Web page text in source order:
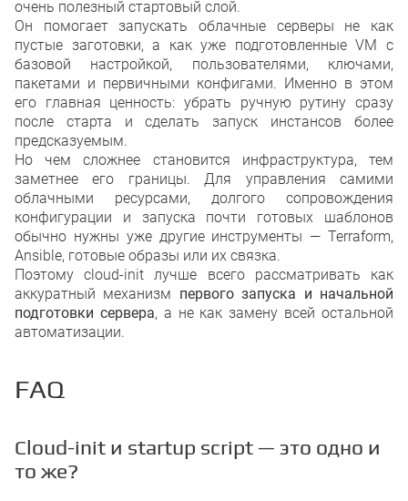
очень полезный стартовый слой.
Он помогает запускать облачные серверы не как
пустые заготовки, а как уже подготовленные VM с
базовой настройкой, пользователями, ключами,
пакетами и первичными конфигами. Именно в этом
его главная ценность: убрать ручную рутину сразу
после старта и сделать запуск инстансов более
предсказуемым.
Но чем сложнее становится инфраструктура, тем
заметнее его границы. Для управления самими
облачными ресурсами, долгого сопровождения
конфигурации и запуска почти готовых шаблонов
обычно нужны уже другие инструменты — Terraform,
Ansible, готовые образы или их связка.
Поэтому cloud-init лучше всего рассматривать как
аккуратный механизм первого запуска и начальной
подготовки сервера, а не как замену всей остальной
автоматизации.
FAQ
Cloud-init и startup script — это одно и
то же?